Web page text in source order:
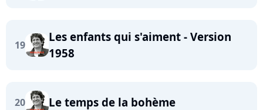
19
Les enfants qui s'aiment - Version
1958
20 Le temps de la bohème